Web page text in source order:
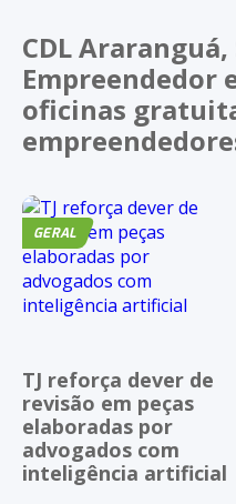
CDL Araranguá,
Empreendedor
oficinas
GERAL
TJ reforça dever de
revisão em peças
elaboradas por
advogados com
inteligência artificial